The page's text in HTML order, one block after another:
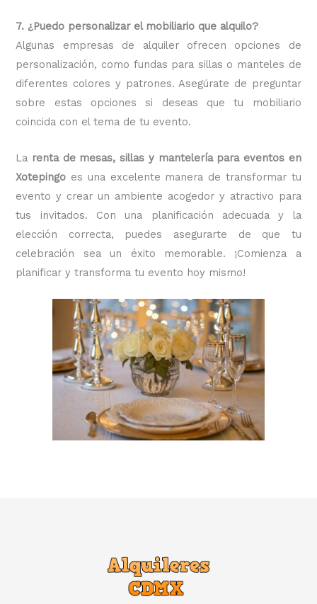
7. ¿Puedo personalizar el mobiliario que alquilo?
Algunas empresas de alquiler ofrecen opciones de
personalización, como fundas para sillas o manteles de
diferentes colores y patrones. Asegúrate de preguntar
sobre estas opciones si deseas que tu mobiliario
coincida con el tema de tu evento.
La renta de mesas, sillas y mantelería para eventos en
Xotepingo es una excelente manera de transformar tu
evento y crear un ambiente acogedor y atractivo para
tus invitados. Con una planificación adecuada y la
elección correcta, puedes asegurarte de que tu
celebración sea un éxito memorable. ¡Comienza a
planificar y transforma tu evento hoy mismo!